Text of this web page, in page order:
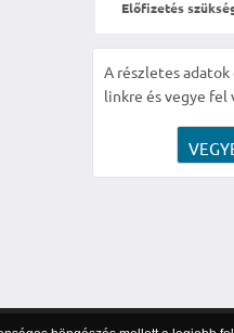
Előfizetés
A részletes
linkre és vegye fel